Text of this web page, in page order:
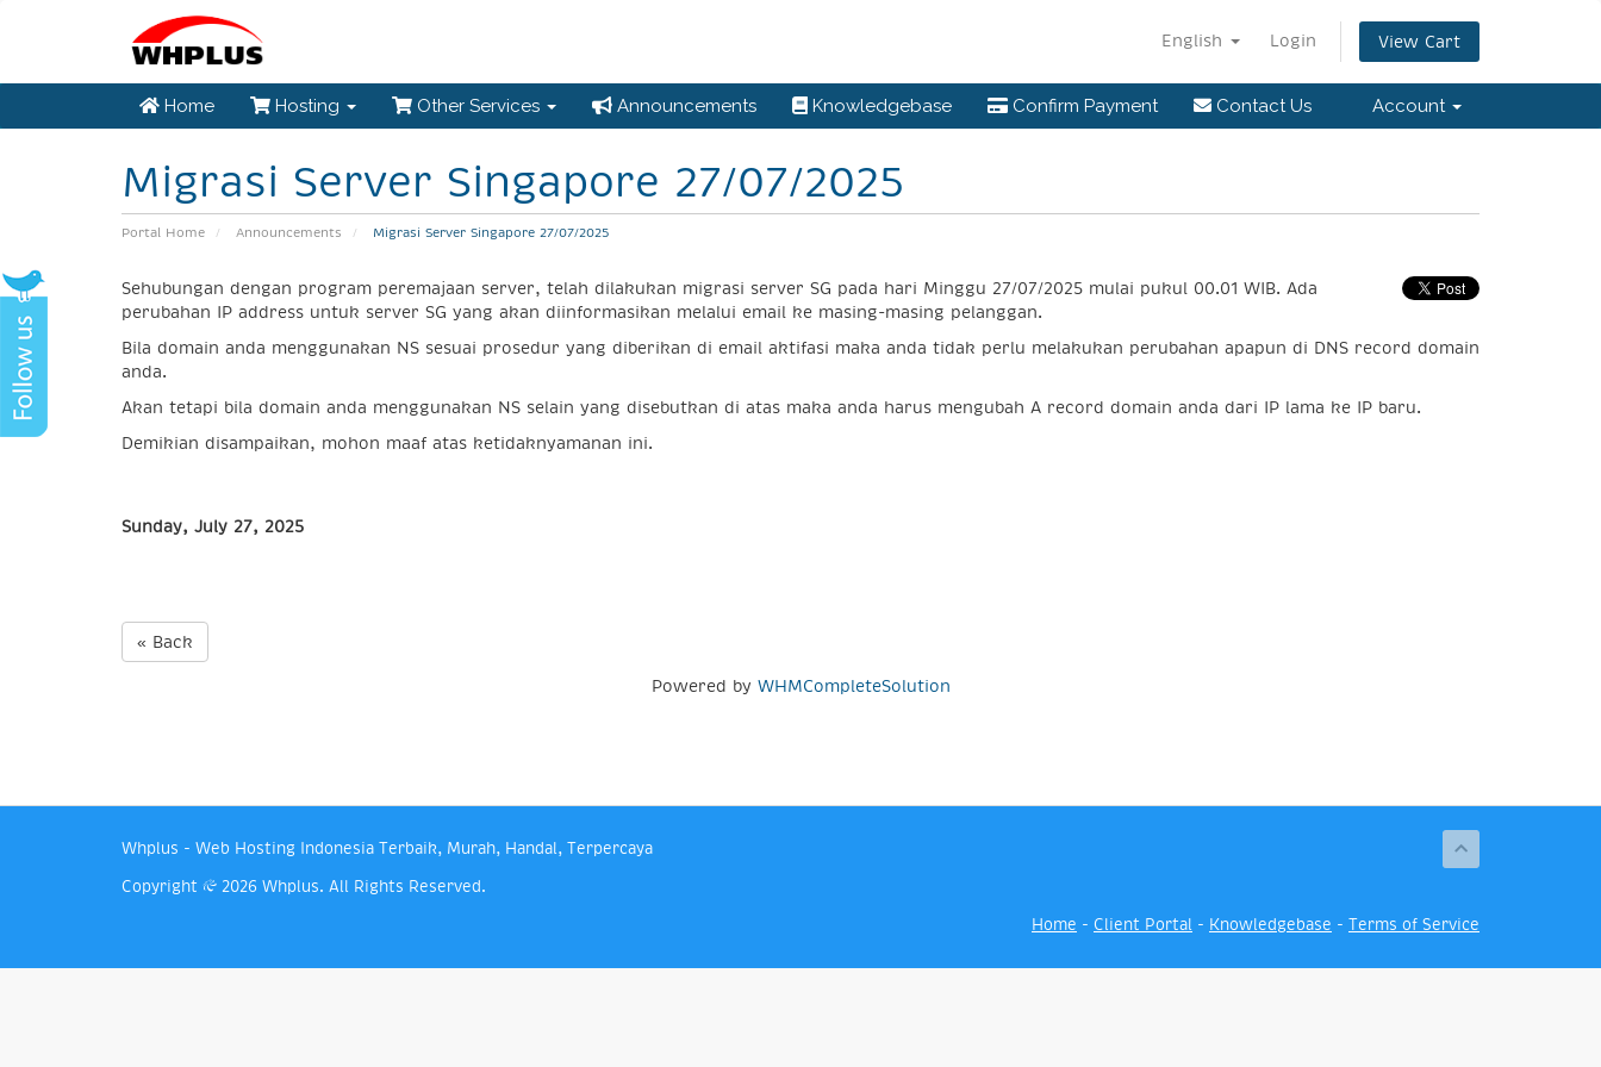
English Login View Cart
Home Hosting Other Services Announcements Knowledgebase Confirm Payment Contact Us Account
Migrasi Server Singapore 27/07/2025
Portal Home Announcements Migrasi Server Singapore 27/07/2025
Sehubungan dengan program peremajaan server, telah dilakukan migrasi server SG pada hari Minggu 27/07/2025 mulai pukul 00.01 WIB. Ada
perubahan IP address untuk server SG yang akan diinformasikan melalui email ke masing-masing pelanggan.
Bila domain anda menggunakan NS sesuai prosedur yang diberikan di email aktifasi maka anda tidak perlu melakukan perubahan apapun di DNS record domain
anda.
Akan tetapi bila domain anda menggunakan NS selain yang disebutkan di atas maka anda harus mengubah A record domain anda dari IP lama ke IP baru.
Demikian disampaikan, mohon maaf atas ketidaknyamanan ini.
Sunday, July 27, 2025
« Back
Powered by WHMCompleteSolution
Whplus - Web Hosting Indonesia Terbaik, Murah, Handal, Terpercaya
Copyright © 2026 Whplus. All Rights Reserved.
Home - Client Portal - Knowledgebase - Terms of Service